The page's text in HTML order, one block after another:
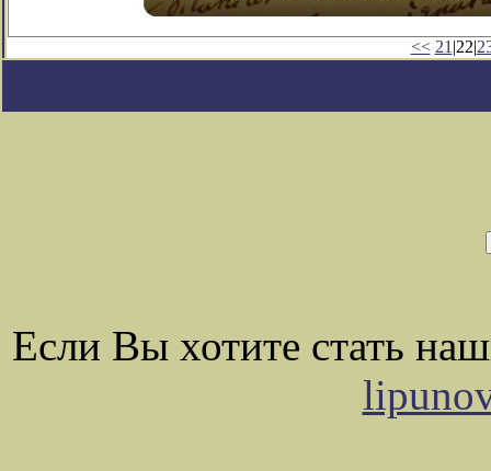
<< 21 |22|
Если Вы хотите стать